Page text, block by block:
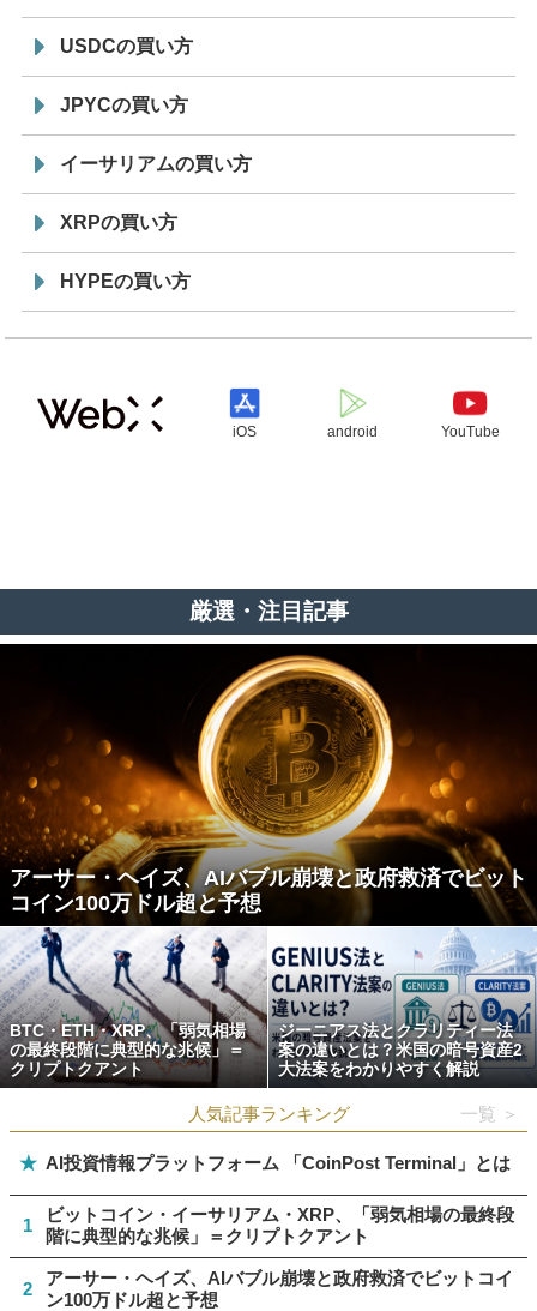
USDCの買い方
JPYCの買い方
イーサリアムの買い方
XRPの買い方
HYPEの買い方
iOS android YouTube
厳選・注目記事
アーサー・ヘイズ、AIバブル崩壊と政府救済でビット
コイン100万ドル超と予想
BTC・ETH・XRP、「弱気相場
の最終段階に典型的な兆候」＝
クリプトクアント
ジーニアス法とクラリティー法
案の違いとは？米国の暗号資産2
大法案をわかりやすく解説
人気記事ランキング 一覧 ＞
★ AI投資情報プラットフォーム 「CoinPost Terminal」とは
1
ビットコイン・イーサリアム・XRP、「弱気相場の最終段
階に典型的な兆候」＝クリプトクアント
2
アーサー・ヘイズ、AIバブル崩壊と政府救済でビットコイ
ン100万ドル超と予想